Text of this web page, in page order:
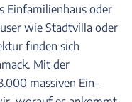
Einfamilienhaus oder
wie Stadtvilla oder
finden sich
Mit der
massiven Ein-